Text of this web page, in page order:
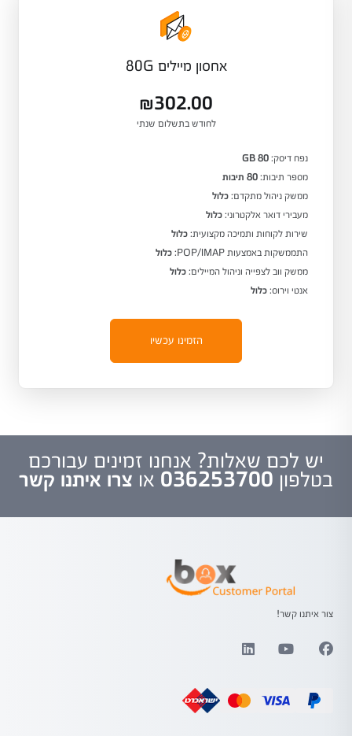
אחסון מיילים 80G
₪302.00
לחודש בתשלום שנתי
נפח דיסק: 80 GB
מספר תיבות: 80 תיבות
ממשק ניהול מתקדם: כלול
מעבירי דואר אלקטרוני: כלול
שירות לקוחות ותמיכה מקצועית: כלול
התממשקות באמצעות POP/IMAP:
כלול
ממשק ווב לצפייה וניהול המיילים: כלול
אנטי וירוס: כלול
הזמינו עכשיו
יש לכם שאלות? אנחנו זמינים עבורכם
בטלפון 036253700 או צרו איתנו קשר
צור איתנו קשר!